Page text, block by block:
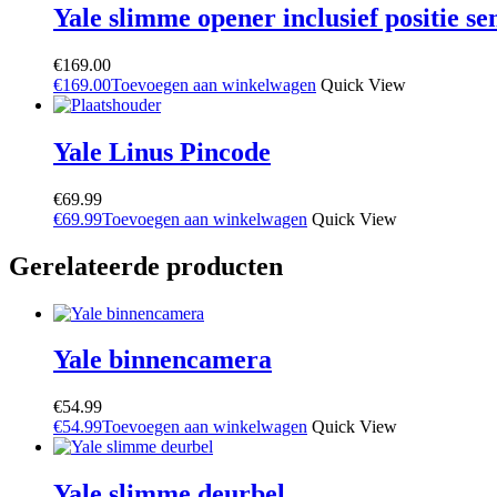
Yale slimme opener inclusief positie
€169.00
€169.00Toevoegen aan winkelwagen Quick View
Yale Linus Pincode
€69.99
€69.99Toevoegen aan winkelwagen Quick View
Gerelateerde producten
Yale binnencamera
€54.99
€54.99Toevoegen aan winkelwagen Quick View